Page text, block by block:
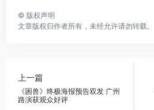
© 版权声明
文章版权归作者所有，未经允许请勿转载。
上一篇
《困兽》终极海报预告双发 广州
路演获观众好评